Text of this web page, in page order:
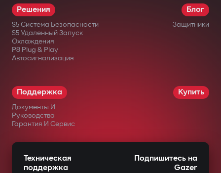
Решения
S5 Система Безопасности
S5 Удаленный Запуск
Охлаждения
P8 Plug & Play
Автосигнализация
Блог
Защитники
Поддержка
Документы И
Руководства
Гарантия И Сервис
Купить
Техническая
поддержка
Подпишитесь на
Gazer